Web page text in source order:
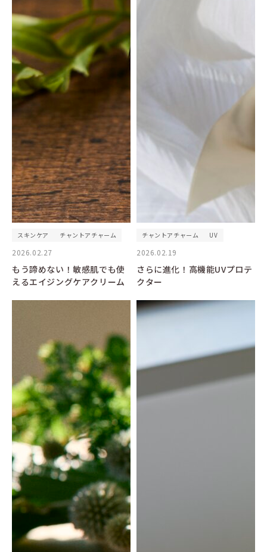
スキンケア チャントアチャーム
2026.02.27
もう諦めない！敏感肌でも使
えるエイジングケアクリーム
チャントアチャーム UV
2026.02.19
さらに進化！高機能UVプロテ
クター